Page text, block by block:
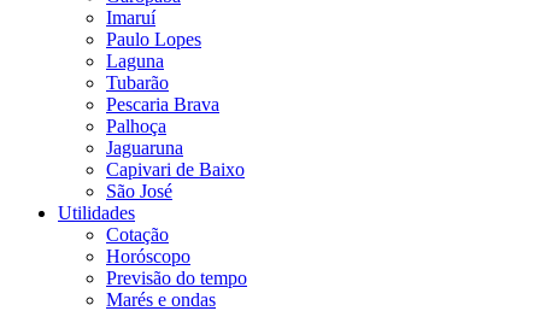
Imaruí
Paulo Lopes
Laguna
Tubarão
Pescaria Brava
Palhoça
Jaguaruna
Capivari de Baixo
São José
Utilidades
Cotação
Horóscopo
Previsão do tempo
Marés e ondas